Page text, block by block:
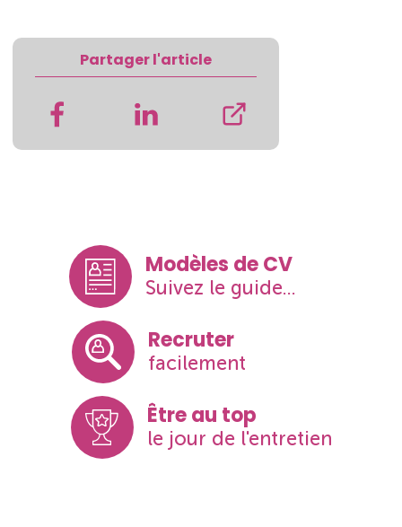
Partager l'article
Modèles de CV
Suivez le guide...
Recruter
facilement
Être au top
le jour de l'entretien